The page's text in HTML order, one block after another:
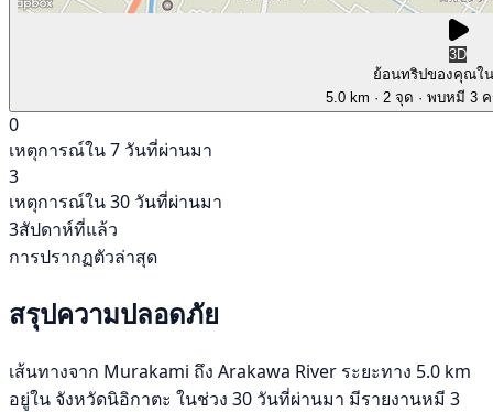
3D
ย้อนทริปของคุณใ
5.0 km · 2 จุด · พบหมี 3
0
เหตุการณ์ใน 7 วันที่ผ่านมา
3
เหตุการณ์ใน 30 วันที่ผ่านมา
3สัปดาห์ที่แล้ว
การปรากฏตัวล่าสุด
สรุปความปลอดภัย
เส้นทางจาก Murakami ถึง Arakawa River ระยะทาง 5.0 km
อยู่ใน จังหวัดนิอิกาตะ ในช่วง 30 วันที่ผ่านมา มีรายงานหมี 3